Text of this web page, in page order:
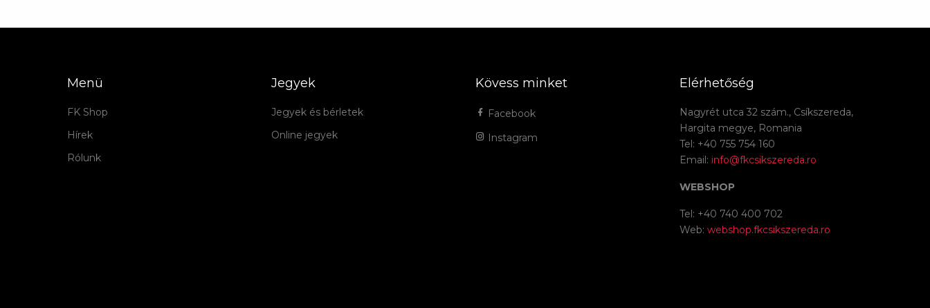
Menü
FK Shop
Hírek
Rólunk
Jegyek
Jegyek és bérletek
Online jegyek
Kövess minket
Facebook
Instagram
Elérhetőség
Nagyrét utca 32 szám., Csíkszereda,
Hargita megye, Romania
Tel: +40 755 754 160
Email: info@fkcsikszereda.ro
WEBSHOP
Tel: +40 740 400 702
Web: webshop.fkcsikszereda.ro